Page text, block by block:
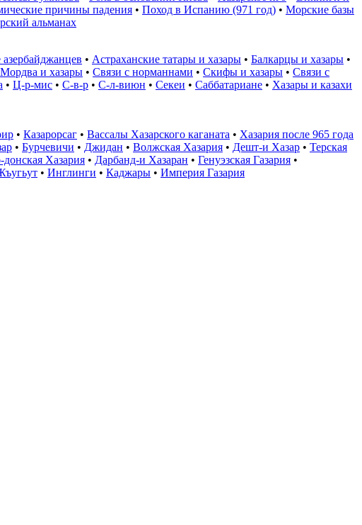
причины падения • Поход в Испанию (971 год) • Морские базы
альманах
азербайджанцев • Астраханские татары и хазары • Балкарцы и хазары •
Мордва и хазары • Связи с норманнами • Скифы и хазары • Связи с
• Ц-р-мис • С-в-р • С-л-виюн • Секеи • Саббатариане • Хазары и казахи
• Казарорсаг • Вассалы Хазарского каганата • Хазария после 965 года
• Бурчевичи • Джидан • Волжская Хазария • Дешт-и Хазар • Терская
донская Хазария • Дарбанд-и Хазаран • Генуэзская Газария •
• Инглинги • Каджары • Империя Газария